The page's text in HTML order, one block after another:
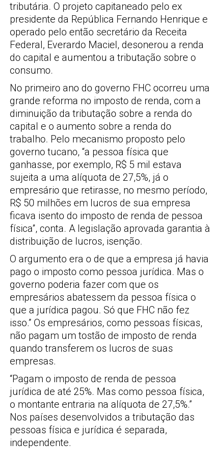
tributária. O projeto capitaneado pelo ex
presidente da República Fernando Henrique e
operado pelo então secretário da Receita
Federal, Everardo Maciel, desonerou a renda
do capital e aumentou a tributação sobre o
consumo.
No primeiro ano do governo FHC ocorreu uma
grande reforma no imposto de renda, com a
diminuição da tributação sobre a renda do
capital e o aumento sobre a renda do
trabalho. Pelo mecanismo proposto pelo
governo tucano, “a pessoa física que
ganhasse, por exemplo, R$ 5 mil estava
sujeita a uma alíquota de 27,5%, já o
empresário que retirasse, no mesmo período,
R$ 50 milhões em lucros de sua empresa
ficava isento do imposto de renda de pessoa
física”, conta. A legislação aprovada garantia à
distribuição de lucros, isenção.
O argumento era o de que a empresa já havia
pago o imposto como pessoa jurídica. Mas o
governo poderia fazer com que os
empresários abatessem da pessoa física o
que a jurídica pagou. Só que FHC não fez
isso.” Os empresários, como pessoas físicas,
não pagam um tostão de imposto de renda
quando transferem os lucros de suas
empresas.
“Pagam o imposto de renda de pessoa
jurídica de até 25%. Mas como pessoa física,
o montante entraria na alíquota de 27,5%.”
Nos países desenvolvidos a tributação das
pessoas física e jurídica é separada,
independente.